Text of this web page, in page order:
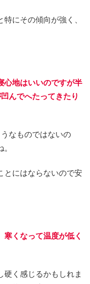
にその傾向が強く、
心地はいいのですが半
んでへたってきたり
なものではないの
とにはならないので安
寒くなって温度が低く
硬く感じるかもしれま